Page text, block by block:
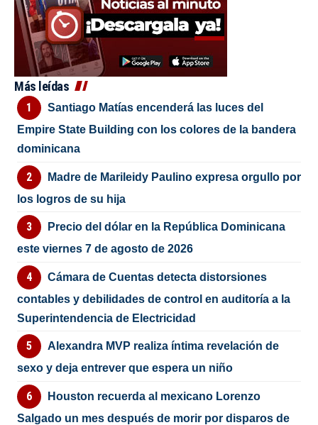
Más leídas
Santiago Matías encenderá las luces del
Empire State Building con los colores de la bandera
dominicana
Madre de Marileidy Paulino expresa orgullo por
los logros de su hija
Precio del dólar en la República Dominicana
este viernes 7 de agosto de 2026
Cámara de Cuentas detecta distorsiones
contables y debilidades de control en auditoría a la
Superintendencia de Electricidad
Alexandra MVP realiza íntima revelación de
sexo y deja entrever que espera un niño
Houston recuerda al mexicano Lorenzo
Salgado un mes después de morir por disparos de